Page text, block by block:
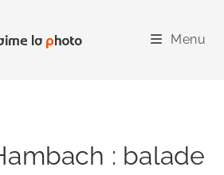
Menu
: balade